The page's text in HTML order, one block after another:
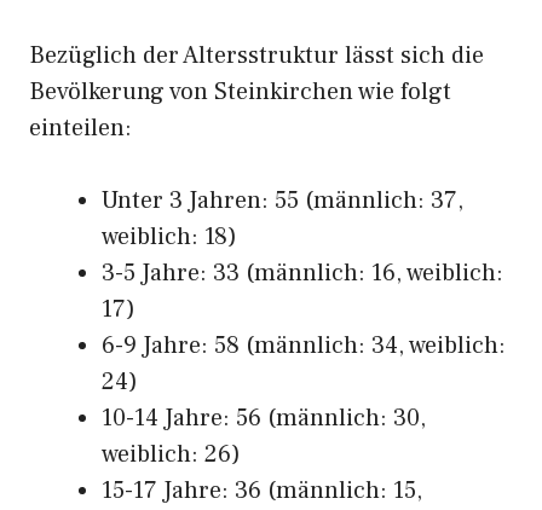
Bezüglich der Altersstruktur lässt sich die
Bevölkerung von Steinkirchen wie folgt
einteilen:
Unter 3 Jahren: 55 (männlich: 37,
weiblich: 18)
3-5 Jahre: 33 (männlich: 16, weiblich:
17)
6-9 Jahre: 58 (männlich: 34, weiblich:
24)
10-14 Jahre: 56 (männlich: 30,
weiblich: 26)
15-17 Jahre: 36 (männlich: 15,